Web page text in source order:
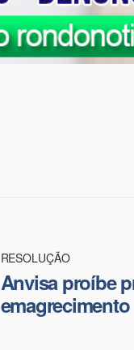
RESOLUÇÃO
Anvisa proíbe
emagrecimento